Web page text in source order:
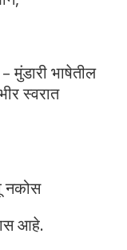
भाषेतील
स्वरात
नकोस
आहे.